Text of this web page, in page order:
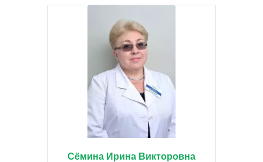
Сёмина Ирина Викторовна